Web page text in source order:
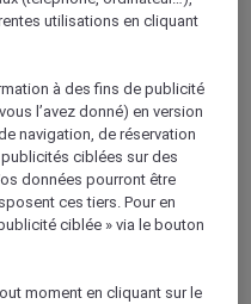
l'année sur vos séjours dans
utilisations en cliquant
à des fins de publicité
l’avez donné) en version
navigation, de réservation
ciblées sur des
données pourront être
ces tiers. Pour en
ciblée » via le bouton
moment en cliquant sur le